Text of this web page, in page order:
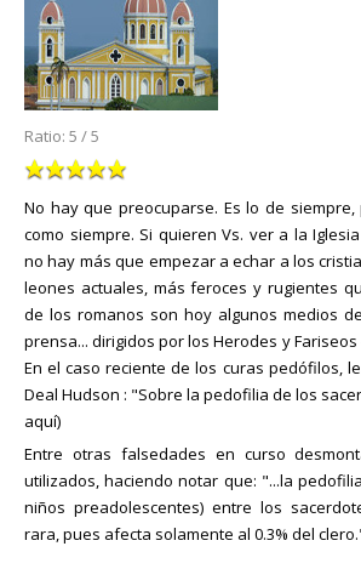
Ratio: 5 /5
No hay que preocuparse. Es lo de
como siempre. Si quieren Vs. ver a la
no hay más que empezar a echar a los
leones actuales, más feroces y rugientes
de los romanos son hoy algunos medios
prensa... dirigidos por los Herodes y
En el caso reciente de los curas pedófilos,
Deal Hudson : "Sobre la pedofilia de los
aquí)
Entre otras falsedades en curso
utilizados, haciendo notar que: "...la
niños preadolescentes) entre los
rara, pues afecta solamente al 0.3% del